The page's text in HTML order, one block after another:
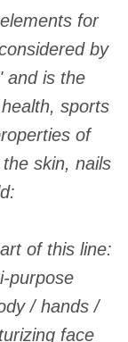
for
by
and is the
sports
of
skin, nails
of this line:
purpose
/ hands /
face